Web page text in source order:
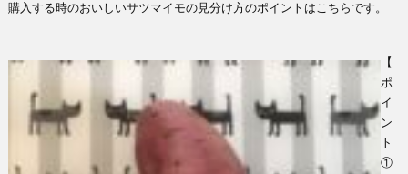
購入する時のおいしいサツマイモの見分け方のポイントはこちらです。
【
ポ
イ
ン
ト
①